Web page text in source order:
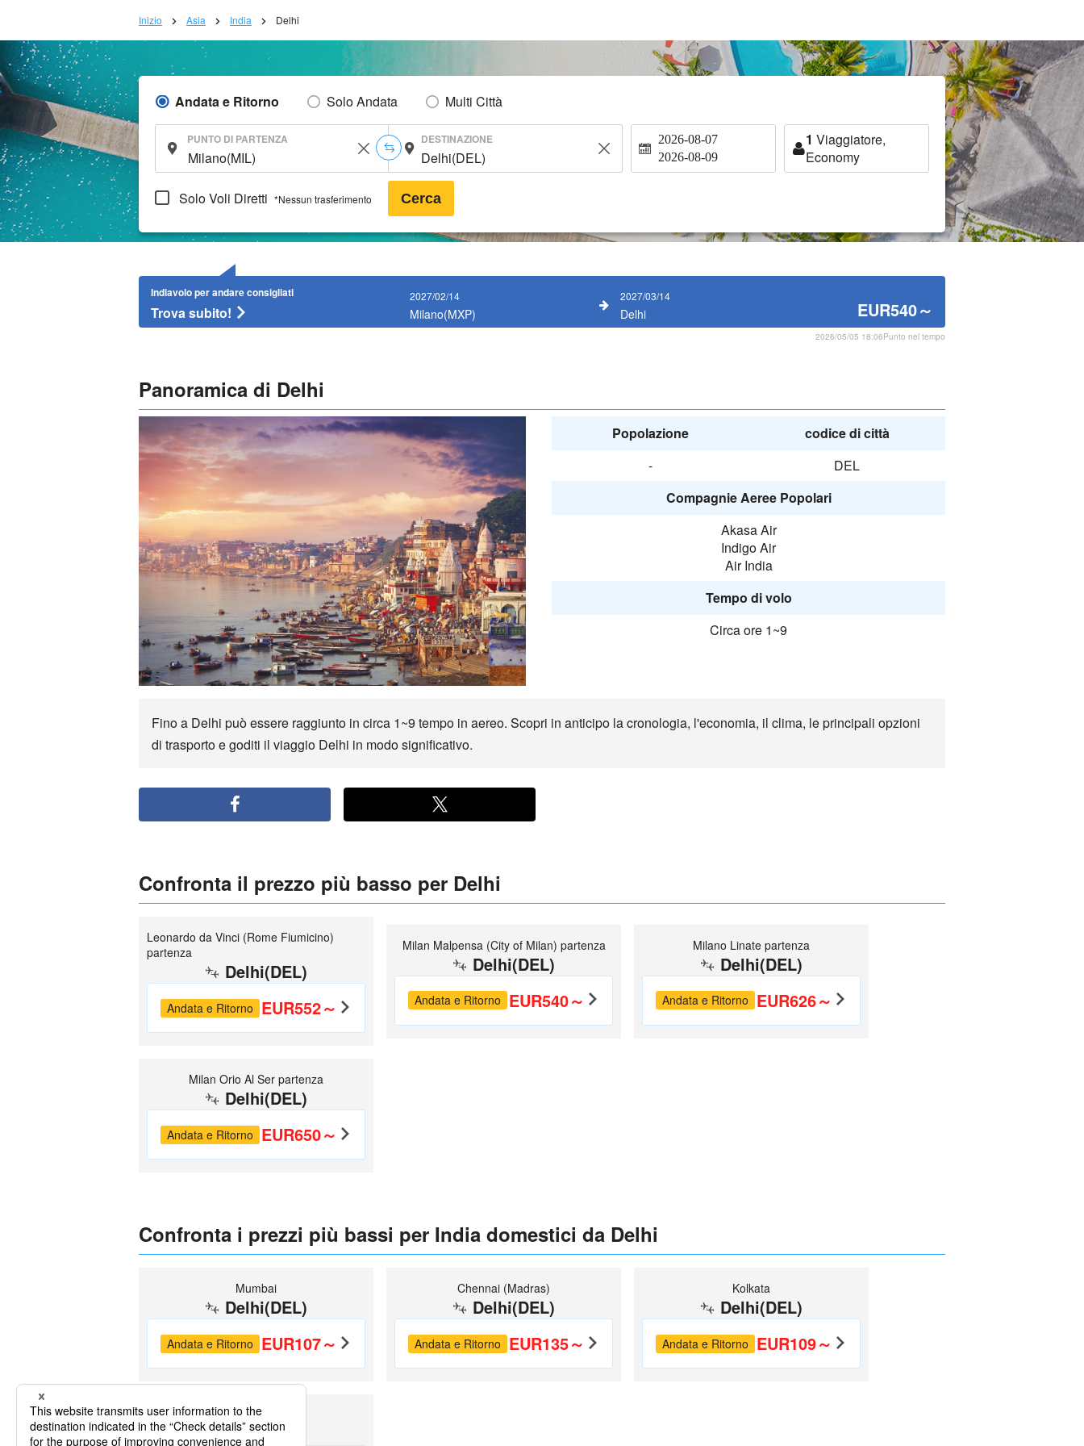
Inizio Asia India Delhi
Andata e Ritorno Solo Andata Multi Città
PUNTO DI PARTENZA DESTINAZIONE 2026-08-07
2026-08-09
1 Viaggiatore,
Economy
Solo Voli Diretti *Nessun trasferimento Cerca
Indiavolo per andare consigliati
Trova subito!
2027/02/14
Milano(MXP)
2027/03/14
Delhi EUR540～
2026/05/05 18:06Punto nel tempo
Panoramica di Delhi
Popolazione
codice di città
-
DEL
Compagnie Aeree Popolari
Akasa Air
Indigo Air
Air India
Tempo di volo
Circa ore 1~9
Fino a Delhi può essere raggiunto in circa 1~9 tempo in aereo. Scopri in anticipo la cronologia, l'economia, il clima, le principali opzioni
di trasporto e goditi il viaggio Delhi in modo significativo.
Confronta il prezzo più basso per Delhi
Leonardo da Vinci (Rome Fiumicino)
partenza
Delhi(DEL)
Andata e Ritorno EUR552～
Milan Malpensa (City of Milan) partenza
Delhi(DEL)
Andata e Ritorno EUR540～
Milano Linate partenza
Delhi(DEL)
Andata e Ritorno EUR626～
Milan Orio Al Ser partenza
Delhi(DEL)
Andata e Ritorno EUR650～
Confronta i prezzi più bassi per India domestici da Delhi
Mumbai
Delhi(DEL)
Andata e Ritorno EUR107～
Chennai (Madras)
Delhi(DEL)
Andata e Ritorno EUR135～
Kolkata
Delhi(DEL)
Andata e Ritorno EUR109～
Bangalore
Delhi(DEL)